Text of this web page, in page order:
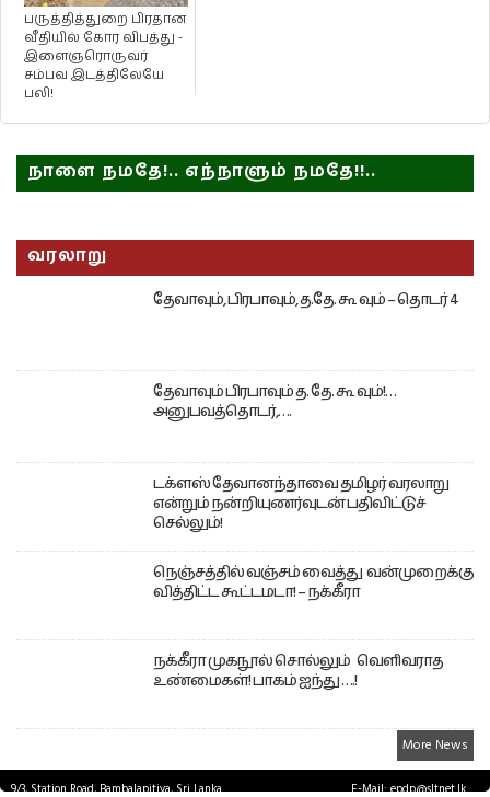
பருத்தித்துறை பிரதான
வீதியில் கோர விபத்து -
இளைஞரொருவர்
சம்பவ இடத்திலேயே
பலி!
நாளை நமதே!.. எந்நாளும் நமதே!!..
வரலாறு
தேவாவும், பிரபாவும், த.தே. கூ வும் – தொடர் 4
தேவாவும் பிரபாவும் த. தே. கூ வும்!…
அனுபவத்தொடர்,….
டக்ளஸ் தேவானந்தாவை தமிழர் வரலாறு
என்றும் நன்றியுணர்வுடன் பதிவிட்டுச்
செல்லும்!
நெஞ்சத்தில் வஞ்சம் வைத்து வன்முறைக்கு
வித்திட்ட கூட்டமடா! – நக்கீரா
நக்கீரா முகநூல் சொல்லும் வெளிவராத
உண்மைகள்! பாகம் ஐந்து ….!
More News
9/3, Station Road, Bambalapitiya, Sri Lanka. E-Mail: epdp@sltnet.lk